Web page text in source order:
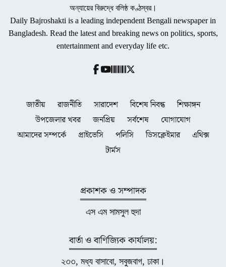
অন্যায়ের বিরুদ্ধে বলিষ্ঠ কণ্ঠস্বর।
Daily Bajroshakti is a leading independent Bengali newspaper in
Bangladesh. Read the latest and breaking news on politics, sports,
entertainment and everyday life etc.
জাতীয় রাজনীতি সারাদেশ বিশেষ নিবন্ধ
শিক্ষাঙ্গন
উপজেলার খবর
জনপ্রিয় সর্বশেষ
যোগাযোগ
আমাদের সম্পর্কে
প্রাইভেসি পলিসি ডিসক্লেইমার
এথিক্স
টার্মস
প্রকাশক ও সম্পাদক
এস এম সামসুল হুদা
বার্তা ও বাণিজ্যিক কার্যালয়:
২৩৩, মধ্য বাসাবো, সবুজবাগ, ঢাকা।